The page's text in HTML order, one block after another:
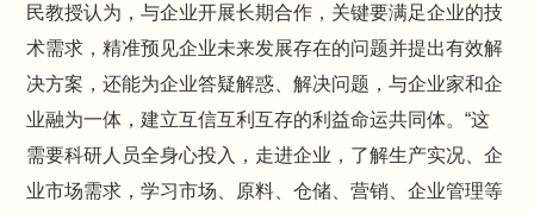
民教授认为，与企业开展长期合作，关键要满足企业的技
术需求，精准预见企业未来发展存在的问题并提出有效解
决方案，还能为企业答疑解惑、解决问题，与企业家和企
业融为一体，建立互信互利互存的利益命运共同体。“这
需要科研人员全身心投入，走进企业，了解生产实况、企
业市场需求，学习市场、原料、仓储、营销、企业管理等